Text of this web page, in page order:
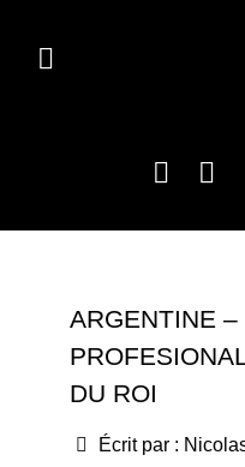
ARGENTINE –
DU ROI
Écrit par :